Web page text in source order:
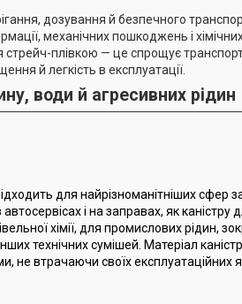
дозування й безпечного
механічних пошкоджень і
плівкою — це спрощує
й легкість в експлуатації.
води й агресивних рідин
для найрізноманітніших сфер
і на заправах, як каністру
хімії, для промислових рідин,
технічних сумішей. Матеріал
не втрачаючи своїх експлуатаційних